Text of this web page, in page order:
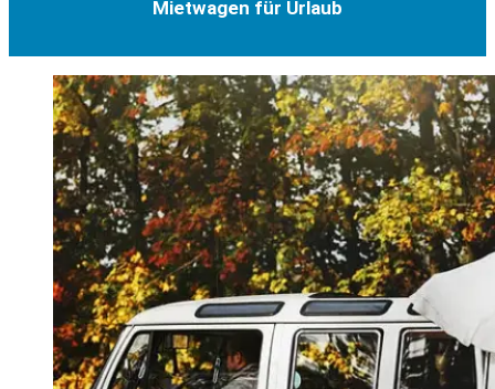
Mietwagen für Urlaub